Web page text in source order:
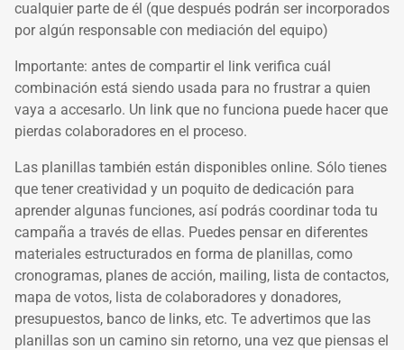
cualquier parte de él (que después podrán ser incorporados
por algún responsable con mediación del equipo)
Importante: antes de compartir el link verifica cuál
combinación está siendo usada para no frustrar a quien
vaya a accesarlo. Un link que no funciona puede hacer que
pierdas colaboradores en el proceso.
Las planillas también están disponibles online. Sólo tienes
que tener creatividad y un poquito de dedicación para
aprender algunas funciones, así podrás coordinar toda tu
campaña a través de ellas. Puedes pensar en diferentes
materiales estructurados en forma de planillas, como
cronogramas, planes de acción, mailing, lista de contactos,
mapa de votos, lista de colaboradores y donadores,
presupuestos, banco de links, etc. Te advertimos que las
planillas son un camino sin retorno, una vez que piensas el